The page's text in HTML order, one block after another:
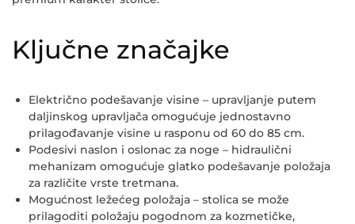
Ključne značajke
Električno podešavanje visine – upravljanje putem
daljinskog upravljača omogućuje jednostavno
prilagođavanje visine u rasponu od 60 do 85 cm.
Podesivi naslon i oslonac za noge – hidraulični
mehanizam omogućuje glatko podešavanje položaja
za različite vrste tretmana.
Mogućnost ležećeg položaja – stolica se može
prilagoditi položaju pogodnom za kozmetičke,